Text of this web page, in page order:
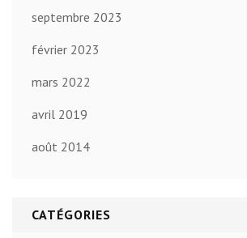
septembre 2023
février 2023
mars 2022
avril 2019
août 2014
CATÉGORIES